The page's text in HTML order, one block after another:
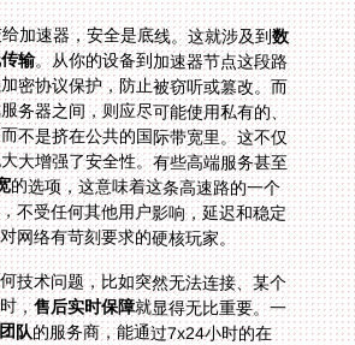
加速器，安全是底线。这就涉及到数
输。从你的设备到加速器节点这段路
程，数据应该被强加密协议保护，防止被窃听或篡改。而
加速器到国内游戏服务器之间，则应尽可能使用私有的、
独立的传输专线，而不是挤在公共的国际带宽里。这不仅
能提升稳定性，也大大增强了安全性。有些高端服务甚至
的选项，这意味着这条高速路的一个
车道完全为你预留，不受任何其他用户影响，延迟和稳定
网络有苛刻要求的硬核玩家。
技术问题，比如突然无法连接、某个
，售后实时保障就显得无比重要。一
队的服务商，能通过7x24小时的在
线客服或工单系统，快速响应你的问题。他们不仅能解决
通用问题，甚至能针对《幻想江湖》、《重生细胞》等特
定游戏进行线路调优。这种及时的专业支持，能让你省去